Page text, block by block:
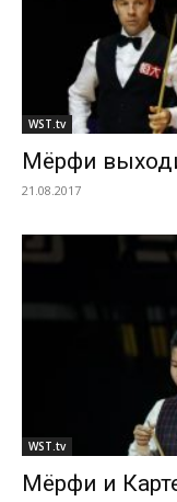
WST.tv
Мёрфи
21.08.2017
WST.tv
Мёрфи и